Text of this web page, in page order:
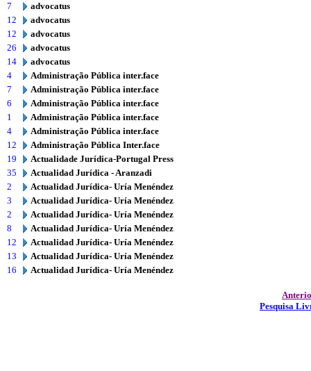
7
advocatus
12
advocatus
12
advocatus
26
advocatus
14
advocatus
4
Administração Pública inter.face
7
Administração Pública inter.face
6
Administração Pública inter.face
1
Administração Pública inter.face
4
Administração Pública inter.face
12
Administração Pública Inter.face
19
Actualidade Jurídica-Portugal Press
35
Actualidad Jurídica - Aranzadi
2
Actualidad Jurídica- Uría Menéndez
3
Actualidad Jurídica- Uría Menéndez
2
Actualidad Jurídica- Uría Menéndez
8
Actualidad Jurídica- Uría Menéndez
12
Actualidad Jurídica- Uría Menéndez
13
Actualidad Jurídica- Uría Menéndez
16
Actualidad Jurídica- Uría Menéndez
Pesquisa